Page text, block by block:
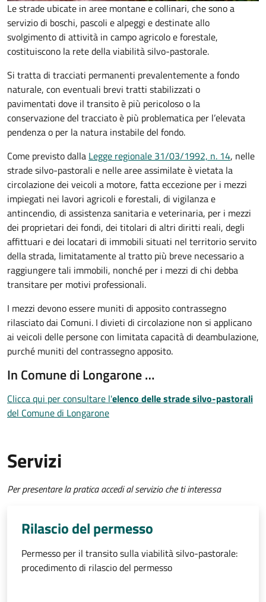
Le strade ubicate in aree montane e collinari, che sono a
servizio di boschi, pascoli e alpeggi e destinate allo
svolgimento di attività in campo agricolo e forestale,
costituiscono la rete della viabilità silvo-pastorale.
Si tratta di tracciati permanenti prevalentemente a fondo
naturale, con eventuali brevi tratti stabilizzati o
pavimentati dove il transito è più pericoloso o la
conservazione del tracciato è più problematica per l’elevata
pendenza o per la natura instabile del fondo.
Come previsto dalla Legge regionale 31/03/1992, n. 14, nelle
strade silvo-pastorali e nelle aree assimilate è vietata la
circolazione dei veicoli a motore, fatta eccezione per i mezzi
impiegati nei lavori agricoli e forestali, di vigilanza e
antincendio, di assistenza sanitaria e veterinaria, per i mezzi
dei proprietari dei fondi, dei titolari di altri diritti reali, degli
affittuari e dei locatari di immobili situati nel territorio servito
della strada, limitatamente al tratto più breve necessario a
raggiungere tali immobili, nonché per i mezzi di chi debba
transitare per motivi professionali.
I mezzi devono essere muniti di apposito contrassegno
rilasciato dai Comuni. I divieti di circolazione non si applicano
ai veicoli delle persone con limitata capacità di deambulazione,
purché muniti del contrassegno apposito.
In Comune di Longarone …
Clicca qui per consultare l'elenco delle strade silvo-pastorali
del Comune di Longarone
Servizi
Per presentare la pratica accedi al servizio che ti interessa
Rilascio del permesso
Permesso per il transito sulla viabilità silvo-pastorale:
procedimento di rilascio del permesso